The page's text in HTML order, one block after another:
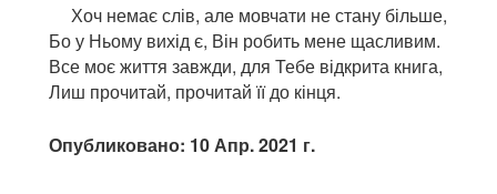
Хоч немає слів, але мовчати не стану більше,
Бо у Ньому вихід є, Він робить мене щасливим.
Все моє життя завжди, для Тебе відкрита книга,
Лиш прочитай, прочитай її до кінця.
Опубликовано: 10 Апр. 2021 г.